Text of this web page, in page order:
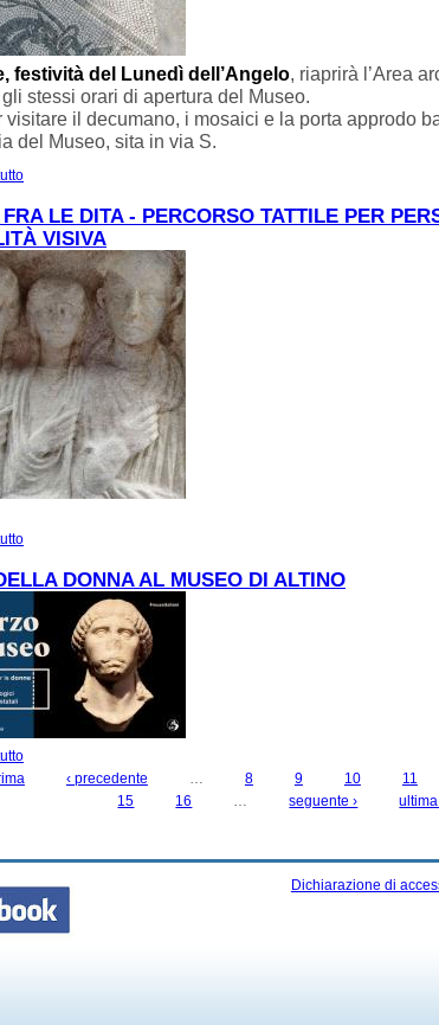
festività del Lunedì dell’Angelo, riaprirà l’Area
stessi orari di apertura del Museo.
visitare il decumano, i mosaici e la porta approdo
del Museo, sita in via S.
LE DITA - PERCORSO TATTILE PER
VISIVA
DONNA AL MUSEO DI ALTINO
‹ precedente … 8 9 10 11
15
16 … seguente ›
Dichiarazione di